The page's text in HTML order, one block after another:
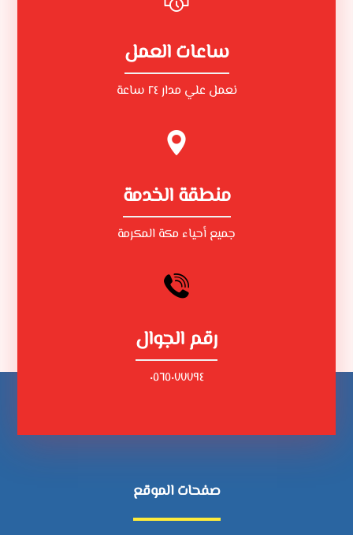
ساعات العمل
نعمل علي مدار ٢٤ ساعة
منطقة الخدمة
جميع أحياء مكة المكرمة
رقم الجوال
٠٥٦٥٠٧٧٧٩٤
صفحات الموقع